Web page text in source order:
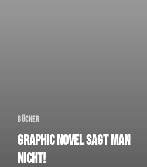
Bücher
Graphic Novel sagt man
nicht!